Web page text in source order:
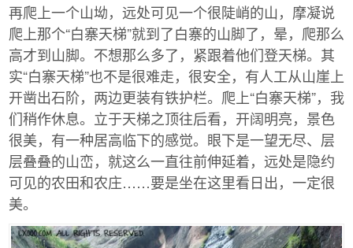
再爬上一个山坳，远处可见一个很陡峭的山，摩凝说
爬上那个“白寨天梯”就到了白寨的山脚了，晕，爬那么
高才到山脚。不想那么多了，紧跟着他们登天梯。其
实“白寨天梯”也不是很难走，很安全，有人工从山崖上
开凿出石阶，两边更装有铁护栏。爬上“白寨天梯”，我
们稍作休息。立于天梯之顶往后看，开阔明亮，景色
很美，有一种居高临下的感觉。眼下是一望无尽、层
层叠叠的山峦，就这么一直往前伸延着，远处是隐约
可见的农田和农庄……要是坐在这里看日出，一定很
美。